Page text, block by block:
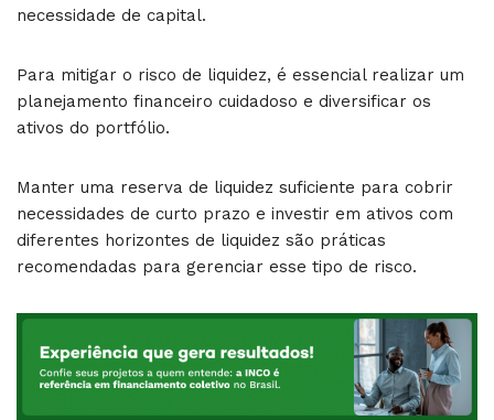
necessidade de capital.
Para mitigar o risco de liquidez, é essencial realizar um
planejamento financeiro cuidadoso e diversificar os
ativos do portfólio.
Manter uma reserva de liquidez suficiente para cobrir
necessidades de curto prazo e investir em ativos com
diferentes horizontes de liquidez são práticas
recomendadas para gerenciar esse tipo de risco.